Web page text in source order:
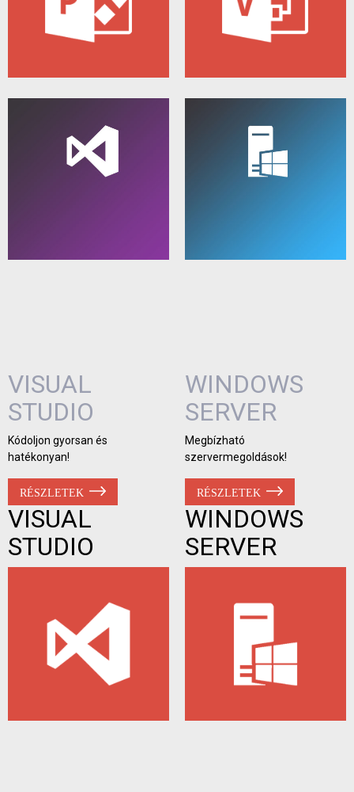
VISUAL
STUDIO
Kódoljon gyorsan és
hatékonyan!
RÉSZLETEK
VISUAL
STUDIO
WINDOWS
SERVER
Megbízható
szervermegoldások!
RÉSZLETEK
WINDOWS
SERVER